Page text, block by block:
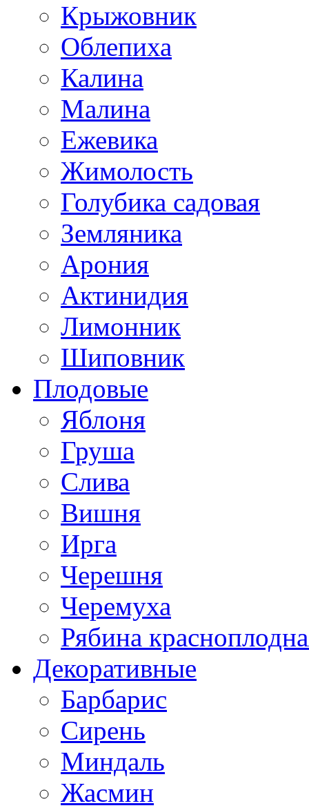
Крыжовник
Облепиха
Калина
Малина
Ежевика
Жимолость
Голубика садовая
Земляника
Арония
Актинидия
Лимонник
Шиповник
Плодовые
Яблоня
Груша
Слива
Вишня
Ирга
Черешня
Черемуха
Рябина
Декоративные
Барбарис
Сирень
Миндаль
Жасмин